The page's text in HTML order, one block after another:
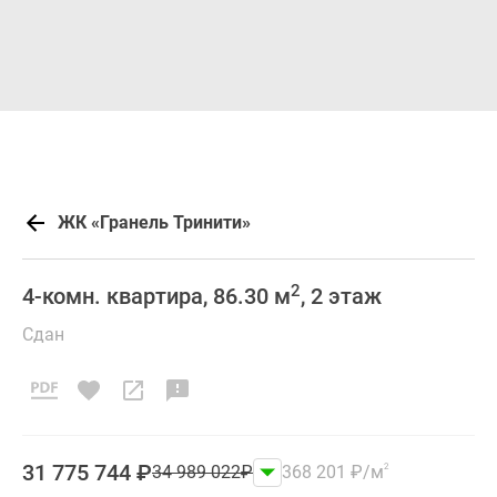
ЖК «Гранель Тринити»
4-комн. квартира, 86.30 м2, 2 этаж
Сдан
31 775 744 ₽34 989 022₽ 368 201 ₽/м2